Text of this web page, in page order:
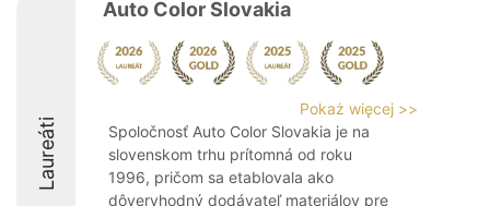
Laureáti
Auto Color Slovakia
Pokaż więcej >>
Spoločnosť Auto Color Slovakia je na
slovenskom trhu prítomná od roku
1996, pričom sa etablovala ako
dôveryhodný dodávateľ materiálov pre